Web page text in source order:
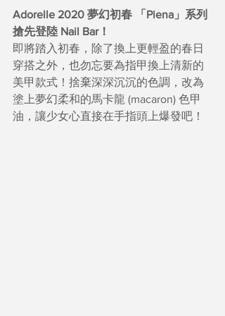
Adorelle 2020 夢幻初春 「Piena」系列
搶先登陸 Nail Bar！
即將踏入初春，除了換上更輕盈的春日
穿搭之外，也勿忘要為指甲換上清新的
美甲款式！捨棄深深沉沉的色調，改為
塗上夢幻柔和的馬卡龍 (macaron) 色甲
油，讓少女心直接在手指頭上爆發吧！